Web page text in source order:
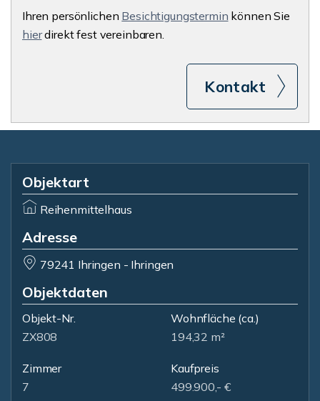
Ihren persönlichen Besichtigungstermin können Sie
hierdirekt fest vereinbaren.
Kontakt
Objektart
Reihenmittelhaus
Adresse
79241 Ihringen - Ihringen
Objektdaten
Objekt-Nr.
ZX808
Wohnfläche (ca.)
194,32 m²
Zimmer
7
Kaufpreis
499.900,- €